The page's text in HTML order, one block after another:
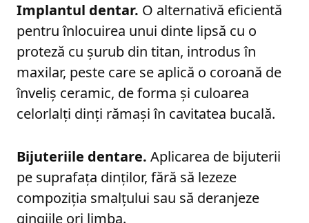
Implantul dentar. O alternativă eficientă
pentru înlocuirea unui dinte lipsă cu o
proteză cu șurub din titan, introdus în
maxilar, peste care se aplică o coroană de
înveliș ceramic, de forma și culoarea
celorlalți dinți rămași în cavitatea bucală.
Bijuteriile dentare. Aplicarea de bijuterii
pe suprafața dinților, fără să lezeze
compoziția smalțului sau să deranjeze
gingiile ori limba.